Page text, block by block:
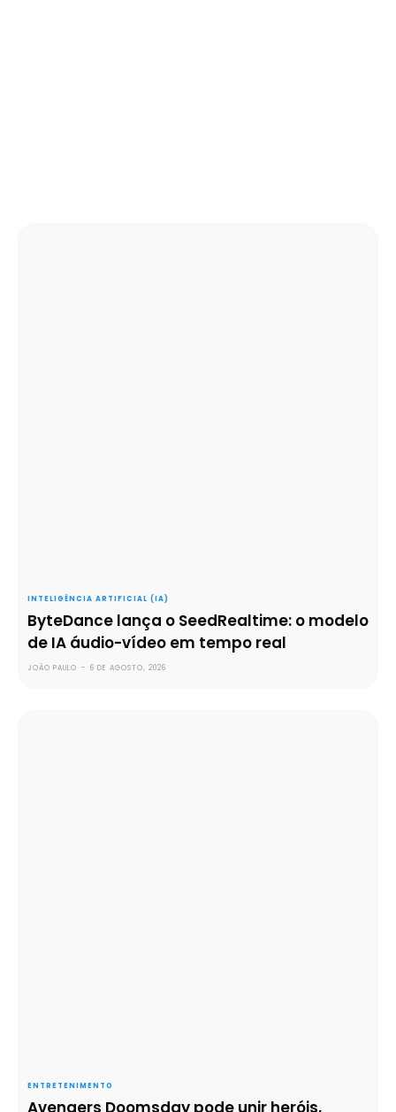
INTELIGÊNCIA ARTIFICIAL (IA)
ByteDance lança o SeedRealtime: o modelo
de IA áudio-vídeo em tempo real
JOÃO PAULO - 6 DE AGOSTO, 2026
ENTRETENIMENTO